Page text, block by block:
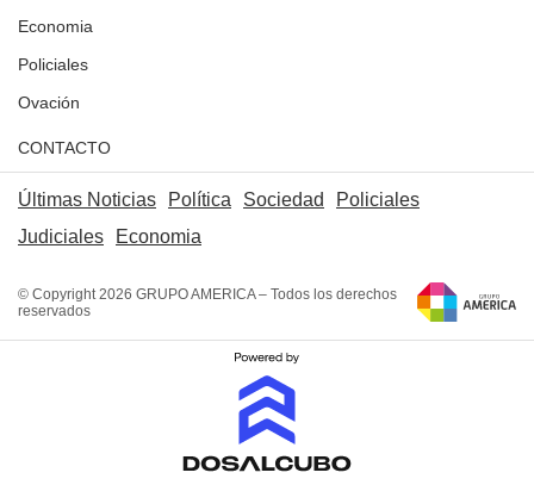
Economia
Policiales
Ovación
CONTACTO
Últimas Noticias Política Sociedad
Policiales
Judiciales
Economia
© Copyright 2026 GRUPO AMERICA – Todos los derechos
reservados